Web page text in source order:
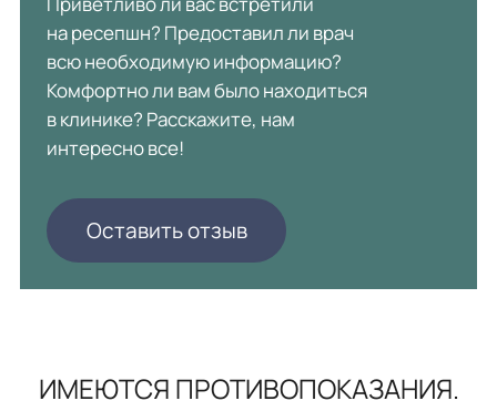
на ресепшн? Предоставил ли врач
всю необходимую информацию?
Комфортно ли вам было находиться
в клинике? Расскажите, нам
интересно все!
Оставить отзыв
ИМЕЮТСЯ ПРОТИВОПОКАЗАНИЯ.